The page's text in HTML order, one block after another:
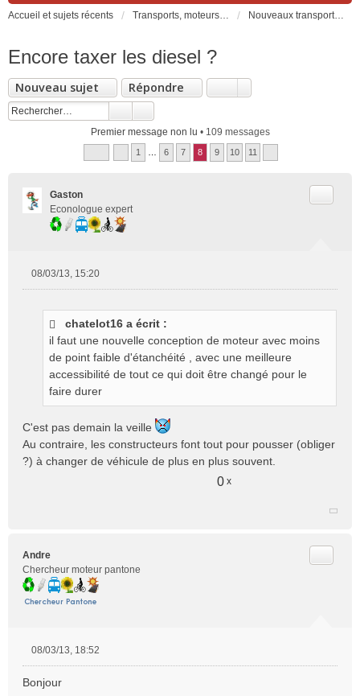
Accueil et sujets récents Transports, moteurs et pollution : nouveaux moteurs, transports électriques et innovations technologiques Nouveaux transports: innovations, moteurs, pollution, technologies, politiques, organisation...
Encore taxer les diesel ?
Nouveau sujet Répondre
Premier message non lu • 109 messages
1 6 7 8 9 10 11
Gaston
Econologue expert
l
u
08/03/13, 15:20
chatelot16 a écrit :
il faut une nouvelle conception de moteur avec moins
de point faible d'étanchéité , avec une meilleure
accessibilité de tout ce qui doit être changé pour le
faire durer
C'est pas demain la veille
Au contraire, les constructeurs font tout pour pousser (obliger
?) à changer de véhicule de plus en plus souvent.
0 x
Andre
Chercheur moteur pantone
s
08/03/13, 18:52
Bonjour